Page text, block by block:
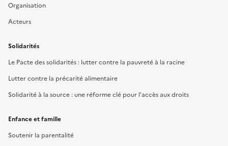
Organisation
Acteurs
Solidarités
Le Pacte des solidarités : lutter contre la pauvreté à la racine
Lutter contre la précarité alimentaire
Solidarité à la source : une réforme clé pour l'accès aux droits
Enfance et famille
Soutenir la parentalité